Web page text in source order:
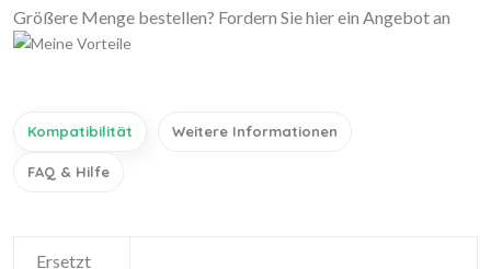
Größere Menge bestellen? Fordern Sie hier ein Angebot an
Kompatibilität Weitere Informationen
FAQ & Hilfe
Ersetzt